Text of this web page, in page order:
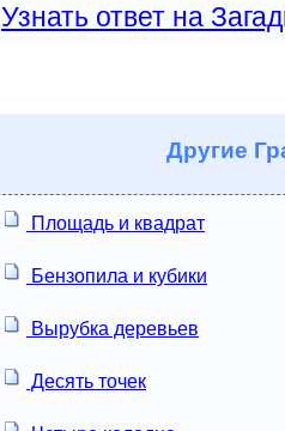
Узнать ответ на
Другие
Площадь и квадрат
Бензопила и кубики
Вырубка деревьев
Десять точек